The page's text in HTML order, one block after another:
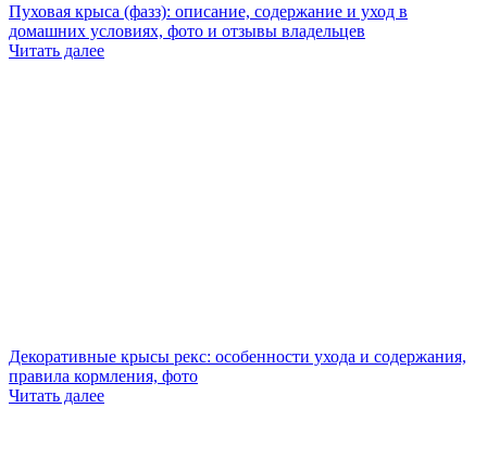
Пуховая крыса (фазз): описание, содержание и уход в
домашних условиях, фото и отзывы владельцев
Читать далее
Декоративные крысы рекс: особенности ухода и содержания,
правила кормления, фото
Читать далее